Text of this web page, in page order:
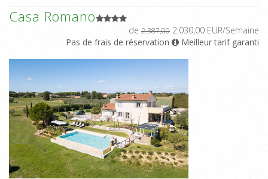
Casa Romano
de 2.387,00 2.030,00 EUR/Semaine
Pas de frais de réservation
Meilleur tarif garanti